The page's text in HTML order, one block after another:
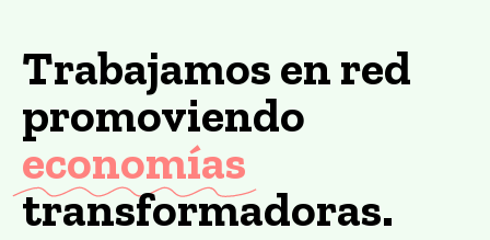
Trabajamos en red
promoviendo
economías
transformadoras.